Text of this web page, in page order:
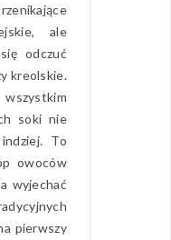
ale
odczuć
kreolskie.
soki nie
To
owoców
wyjechać
pierwszy